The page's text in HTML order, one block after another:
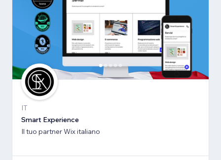
IT
Smart Experience
Il tuo partner Wix italiano